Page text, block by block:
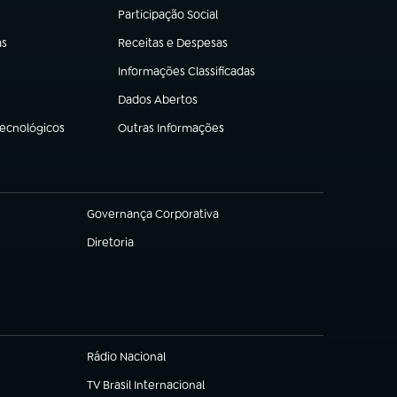
Participação Social
(abre em nova aba)
Receitas e Despesas
(abre em nova aba)
Informações Classificadas
(abre em nova aba)
Dados Abertos
(abre em nova aba)
Outras Informações
(abre em nova aba)
Governança Corporativa
(abre em nova aba)
Diretoria
(abre em nova aba)
Rádio Nacional
TV Brasil Internacional
(abre em nova aba)